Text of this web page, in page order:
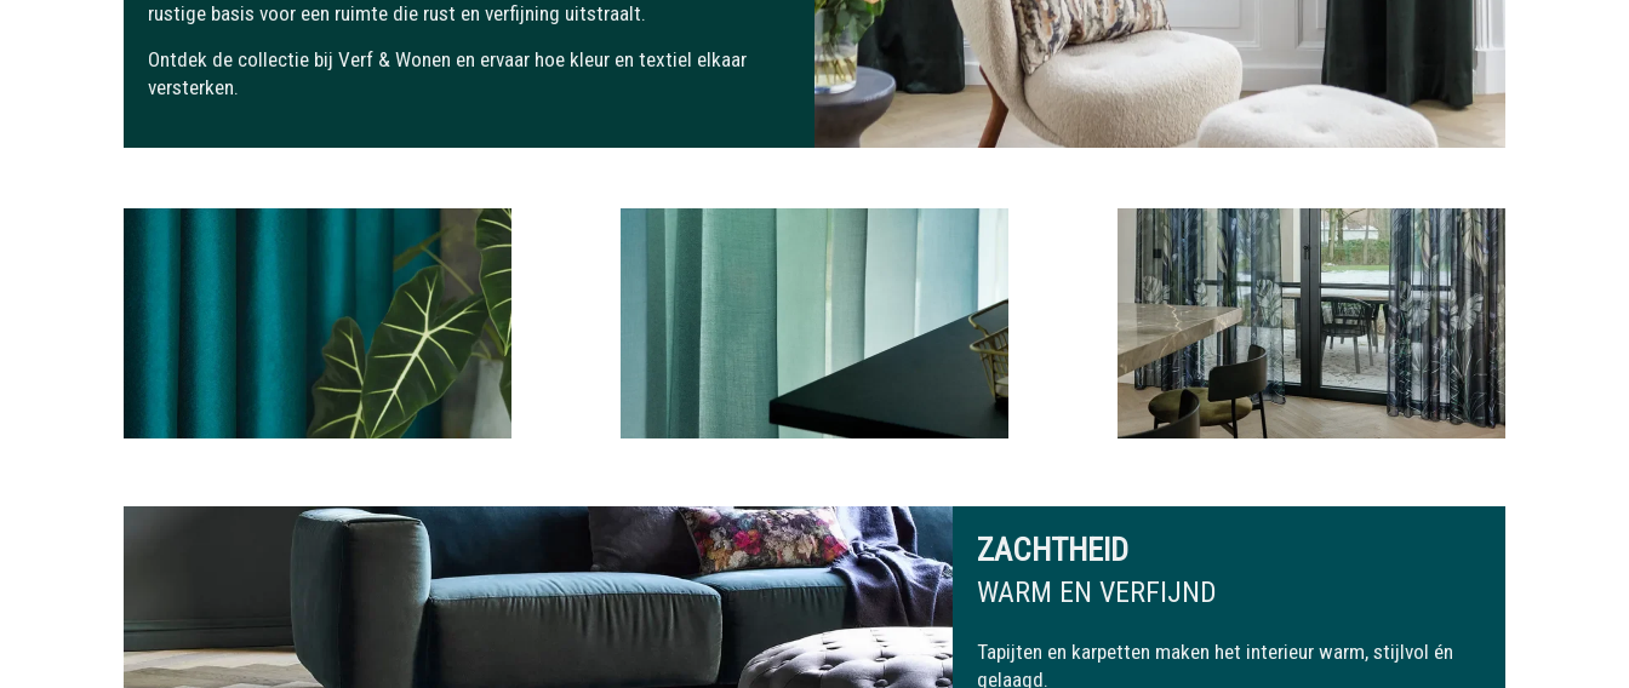
rustige basis voor een ruimte die rust en verfijning uitstraalt.
Ontdek de collectie bij Verf & Wonen en ervaar hoe kleur en textiel elkaar
versterken.
ZACHTHEID
WARM EN VERFIJND
Tapijten en karpetten maken het interieur warm, stijlvol én
gelaagd.